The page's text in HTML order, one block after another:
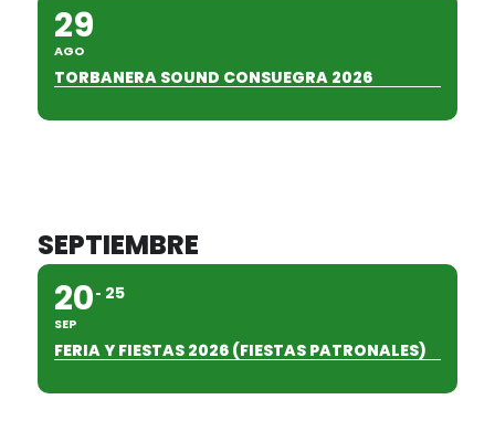
29
AGO
TORBANERA SOUND CONSUEGRA 2026
SEPTIEMBRE
20
SEP
25
FERIA Y FIESTAS 2026 (FIESTAS PATRONALES)